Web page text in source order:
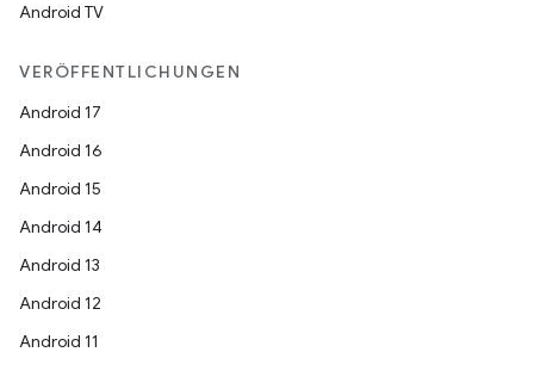
Android TV
VERÖFFENTLICHUNGEN
Android 17
Android 16
Android 15
Android 14
Android 13
Android 12
Android 11